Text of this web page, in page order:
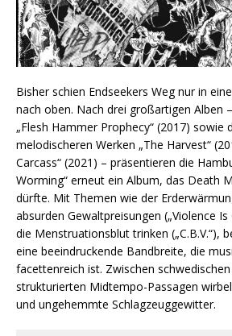
Bisher schien Endseekers Weg nur in
nach oben. Nach drei großartigen Alben
„Flesh Hammer Prophecy“ (2017) sowie
melodischeren Werken „The Harvest“
Carcass“ (2021) – präsentieren die
Worming“ erneut ein Album, das Death
dürfte. Mit Themen wie der
absurden Gewaltpreisungen („Violence Is
die Menstruationsblut trinken („C.B.V.“),
eine beeindruckende Bandbreite, die
facettenreich ist. Zwischen
strukturierten Midtempo-Passagen
und ungehemmte Schlagzeuggewitter.